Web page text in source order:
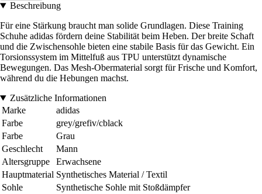
Beschreibung
Für eine Stärkung braucht man solide Grundlagen. Diese Training
Schuhe adidas fördern deine Stabilität beim Heben. Der breite Schaft
und die Zwischensohle bieten eine stabile Basis für das Gewicht. Ein
Torsionssystem im Mittelfuß aus TPU unterstützt dynamische
Bewegungen. Das Mesh-Obermaterial sorgt für Frische und Komfort,
während du die Hebungen machst.
Zusätzliche Informationen
Marke
adidas
Farbe
grey/grefiv/cblack
Farbe
Grau
Geschlecht
Mann
Altersgruppe
Erwachsene
Hauptmaterial Synthetisches Material / Textil
Sohle
Synthetische Sohle mit Stoßdämpfer